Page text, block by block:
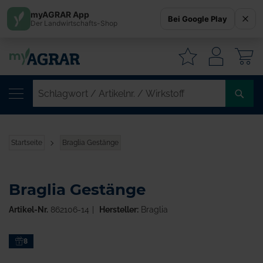
Startseite Braglia Gestänge
Zum8
Braglia Gestänge
Artikel-Nr. 862106-14 Hersteller:Braglia
myAGRAR App
Der Landwirtschafts-Shop Bei Google Play